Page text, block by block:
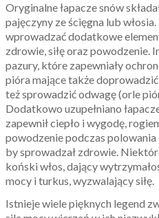
Oryginalne łapacze snów
pajęczyny ze ścięgna lub
wprowadzać dodatkowe
zdrowie, siłę oraz powodzenie.
pazury, które zapewniały
pióra mające także
też sprowadzić odwagę (orle
Dodatkowo uzupełniano
zapewnił ciepło i wygodę,
powodzenie podczas
by sprowadzał zdrowie.
koński włos, dający
mocy i turkus, wyzwalający siłę.
Istnieje wiele pięknych legend